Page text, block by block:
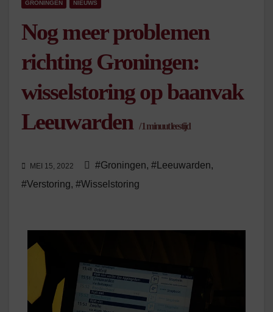
GRONINGEN NIEUWS
Nog meer problemen
richting Groningen:
wisselstoring op baanvak
Leeuwarden /1 minuut leestijd
MEI 15, 2022 #Groningen, #Leeuwarden,
#Verstoring, #Wisselstoring